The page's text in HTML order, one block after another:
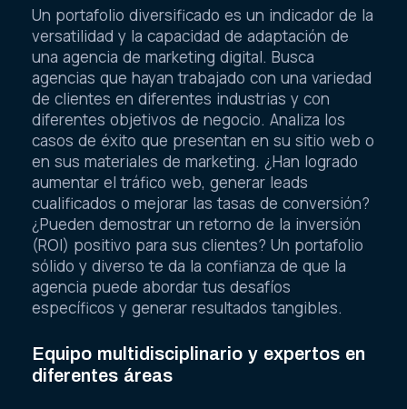
Un portafolio diversificado es un indicador de la
versatilidad y la capacidad de adaptación de
una agencia de marketing digital. Busca
agencias que hayan trabajado con una variedad
de clientes en diferentes industrias y con
diferentes objetivos de negocio. Analiza los
casos de éxito que presentan en su sitio web o
en sus materiales de marketing. ¿Han logrado
aumentar el tráfico web, generar leads
cualificados o mejorar las tasas de conversión?
¿Pueden demostrar un retorno de la inversión
(ROI) positivo para sus clientes? Un portafolio
sólido y diverso te da la confianza de que la
agencia puede abordar tus desafíos
específicos y generar resultados tangibles.
Equipo multidisciplinario y expertos en
diferentes áreas